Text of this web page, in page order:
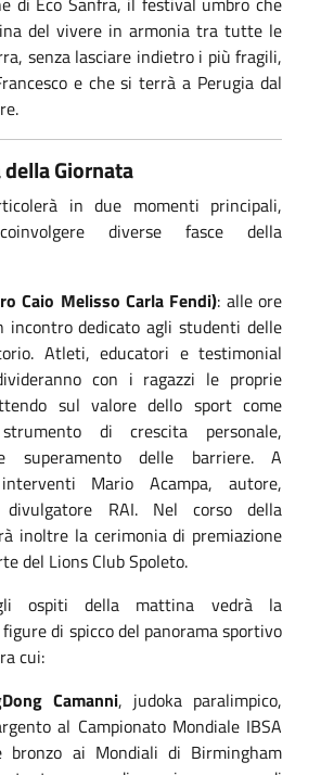
del vivere in armonia tra tutte le
senza lasciare indietro i più fragili,
e che si terrà a Perugia dal
Giornata
in due momenti principali,
diverse fasce della
Caio Melisso Carla Fendi): alle ore
incontro dedicato agli studenti delle
Atleti, educatori e testimonial
con i ragazzi le proprie
sul valore dello sport come
strumento di crescita personale,
superamento delle barriere. A
Mario Acampa, autore,
RAI. Nel corso della
inoltre la cerimonia di premiazione
del Lions Club Spoleto.
ospiti della mattina vedrà la
di spicco del panorama sportivo
cui:
Camanni, judoka paralimpico,
al Campionato Mondiale IBSA
bronzo ai Mondiali di Birmingham